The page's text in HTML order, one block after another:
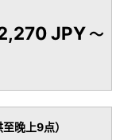
JPY～
晚上9点）